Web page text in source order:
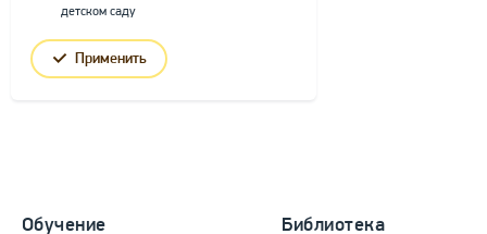
детском саду
Применить
Обучение Библиотека